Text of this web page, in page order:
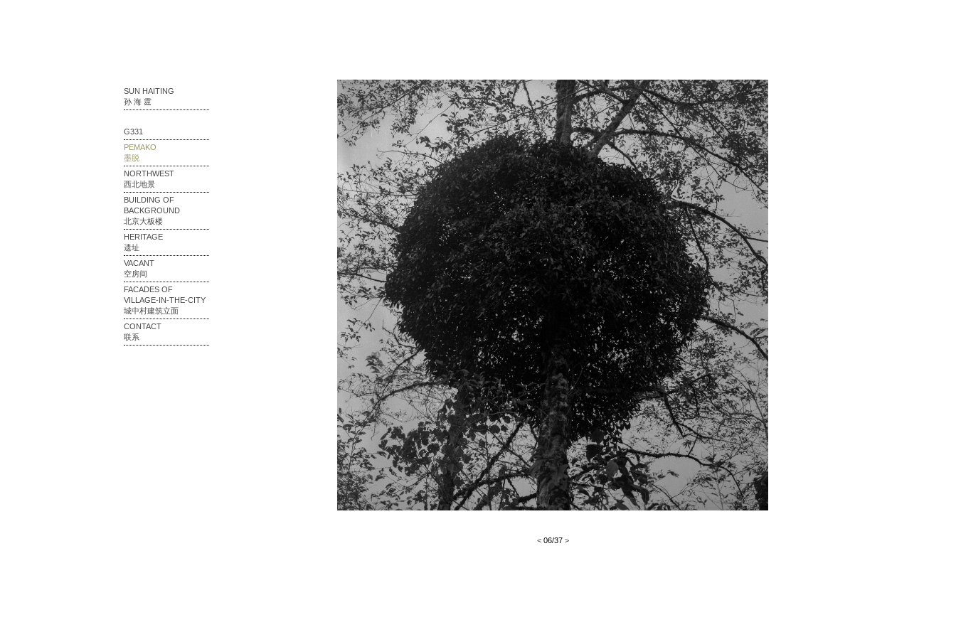
SUN HAITING
孙 海 霆
G331
PEMAKO
墨脱
NORTHWEST
西北地景
BUILDING OF
BACKGROUND
北京大板楼
HERITAGE
遗址
VACANT
空房间
FACADES OF
VILLAGE-IN-THE-CITY
城中村建筑立面
CONTACT
联系
< 06/37 >